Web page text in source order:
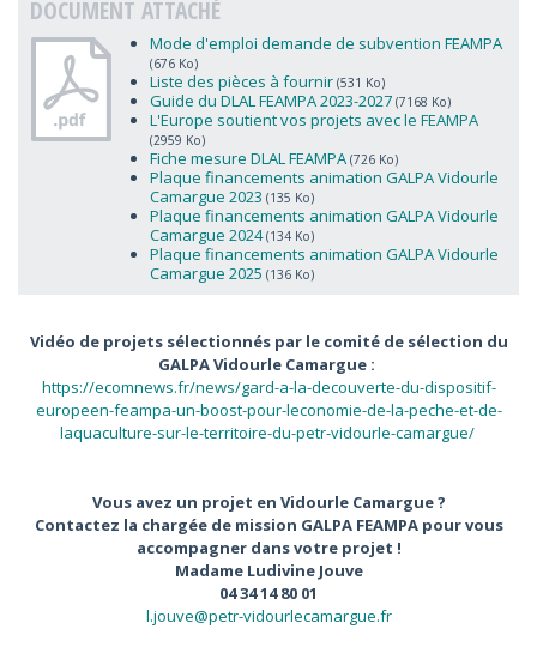
DOCUMENT ATTACHÉ
Mode d'emploi demande de subvention FEAMPA
(676 Ko)
Liste des pièces à fournir (531 Ko)
Guide du DLAL FEAMPA 2023-2027 (7168 Ko)
L'Europe soutient vos projets avec le FEAMPA
(2959 Ko)
Fiche mesure DLAL FEAMPA (726 Ko)
Plaque financements animation GALPA Vidourle
Camargue 2023 (135 Ko)
Plaque financements animation GALPA Vidourle
Camargue 2024(134 Ko)
Plaque financements animation GALPA Vidourle
Camargue 2025 (136 Ko)
Vidéo de projets sélectionnés par le comité de sélection du
GALPA Vidourle Camargue :
https://ecomnews.fr/news/gard-a-la-decouverte-du-dispositif-
europeen-feampa-un-boost-pour-leconomie-de-la-peche-et-de-
laquaculture-sur-le-territoire-du-petr-vidourle-camargue/
Vous avez un projet en Vidourle Camargue ?
Contactez la chargée de mission GALPA FEAMPA pour vous
accompagner dans votre projet !
Madame Ludivine Jouve
04 34 14 80 01
l.jouve@petr-vidourlecamargue.fr